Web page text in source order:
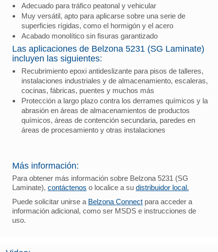
Adecuado para tráfico peatonal y vehicular
Muy versátil, apto para aplicarse sobre una serie de
superficies rígidas, como el hormigón y el acero
Acabado monolítico sin fisuras garantizado
Las aplicaciones de Belzona 5231 (SG Laminate)
incluyen las siguientes:
Recubrimiento epoxi antideslizante para pisos de talleres,
instalaciones industriales y de almacenamiento, escaleras,
cocinas, fábricas, puentes y muchos más
Protección a largo plazo contra los derrames químicos y la
abrasión en áreas de almacenamientos de productos
químicos, áreas de contención secundaria, paredes en
áreas de procesamiento y otras instalaciones
Más información:
Para obtener más información sobre Belzona 5231 (SG
Laminate), contáctenos o localice a su distribuidor local.
Puede solicitar unirse a Belzona Connect para acceder a
información adicional, como ser MSDS e instrucciones de
uso.